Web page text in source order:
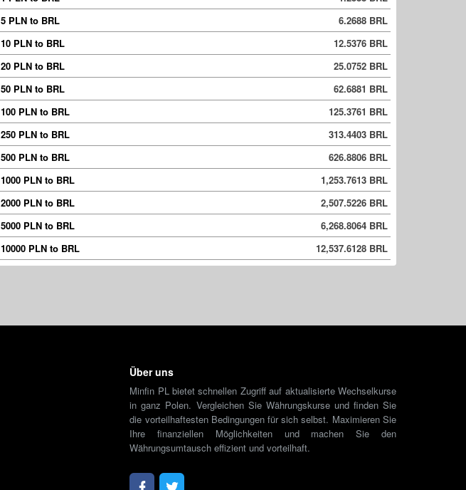
5 PLN to BRL
6.2688 BRL
10 PLN to BRL
12.5376 BRL
20 PLN to BRL
25.0752 BRL
50 PLN to BRL
62.6881 BRL
100 PLN to BRL
125.3761 BRL
250 PLN to BRL
313.4403 BRL
500 PLN to BRL
626.8806 BRL
1000 PLN to BRL
1,253.7613 BRL
2000 PLN to BRL
2,507.5226 BRL
5000 PLN to BRL
6,268.8064 BRL
10000 PLN to BRL
12,537.6128 BRL
Über uns
Minfin PL bietet schnellen Zugriff auf aktualisierte Wechselkurse
in ganz Polen. Vergleichen Sie Währungskurse und finden Sie
die vorteilhaftesten Bedingungen für sich selbst. Maximieren Sie
Ihre finanziellen Möglichkeiten und machen Sie den
Währungsumtausch effizient und vorteilhaft.